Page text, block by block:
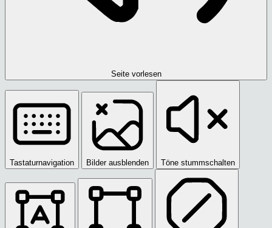
Seite vorlesen
Tastaturnavigation Bilder ausblenden Töne stummschalten